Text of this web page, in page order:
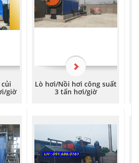
giờ
Lò hơi/Nồi hơi công suất
3 tấn hơi/giờ